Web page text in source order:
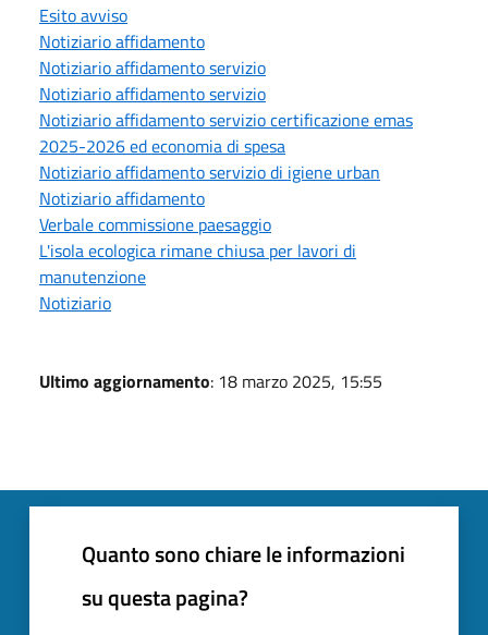
Esito avviso
Notiziario affidamento
Notiziario affidamento servizio
Notiziario affidamento servizio
Notiziario affidamento servizio certificazione emas
2025-2026 ed economia di spesa
Notiziario affidamento servizio di igiene urban
Notiziario affidamento
Verbale commissione paesaggio
L'isola ecologica rimane chiusa per lavori di
manutenzione
Notiziario
Ultimo aggiornamento: 18 marzo 2025, 15:55
Quanto sono chiare le informazioni
su questa pagina?